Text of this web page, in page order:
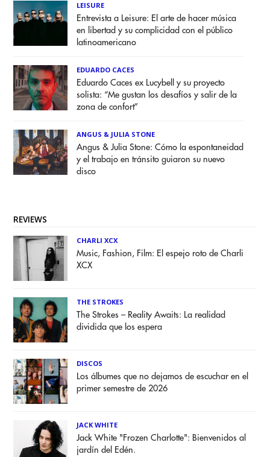
LEISURE
Entrevista a Leisure: El arte de hacer música
en libertad y su complicidad con el público
latinoamericano
EDUARDO CACES
Eduardo Caces ex Lucybell y su proyecto
solista: “Me gustan los desafíos y salir de la
zona de confort”
ANGUS & JULIA STONE
Angus & Julia Stone: Cómo la espontaneidad
y el trabajo en tránsito guiaron su nuevo
disco
REVIEWS
CHARLI XCX
Music, Fashion, Film: El espejo roto de Charli
XCX
THE STROKES
The Strokes – Reality Awaits: La realidad
dividida que los espera
DISCOS
Los álbumes que no dejamos de escuchar en el
primer semestre de 2026
JACK WHITE
Jack White "Frozen Charlotte": Bienvenidos al
jardín del Edén.